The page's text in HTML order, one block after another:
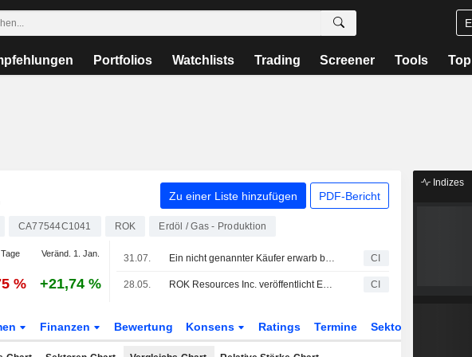
Portfolios Watchlists Trading Screener Tools
Zu einer Liste hinzufügen PDF-Bericht
CA77544C1041 ROK Erdöl / Gas - Produktion
Veränd. 1. Jan.
% +21,74 %
31.07. Ein nicht genannter Käufer erwarb bestimmte nicht zum Kerngeschäft gehörende Vermögenswerte im Südosten von Saskatchewan von ROK Resources Inc. (TSXV:ROK) für 8 Mio. CAD. CI
28.05. ROK Resources Inc. veröffentlicht Ergebniszahlen für das erste Quartal zum 31. März 2026 CI
Finanzen Bewertung Konsens Ratings Termine Sektor
Indizes